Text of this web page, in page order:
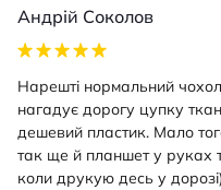
Андрій Соколов
Нарешті нормальний
нагадує дорогу цупку
дешевий пластик. Мало
так ще й планшет у руках
коли друкую десь у